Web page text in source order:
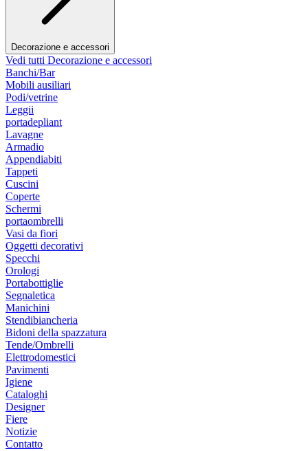
Decorazione e accessori
Vedi tutti Decorazione e accessori
Banchi/Bar
Mobili ausiliari
Podi/vetrine
Leggii
portadepliant
Lavagne
Armadio
Appendiabiti
Tappeti
Cuscini
Coperte
Schermi
portaombrelli
Vasi da fiori
Oggetti decorativi
Specchi
Orologi
Portabottiglie
Segnaletica
Manichini
Stendibiancheria
Bidoni della spazzatura
Tende/Ombrelli
Elettrodomestici
Pavimenti
Igiene
Cataloghi
Designer
Fiere
Notizie
Contatto